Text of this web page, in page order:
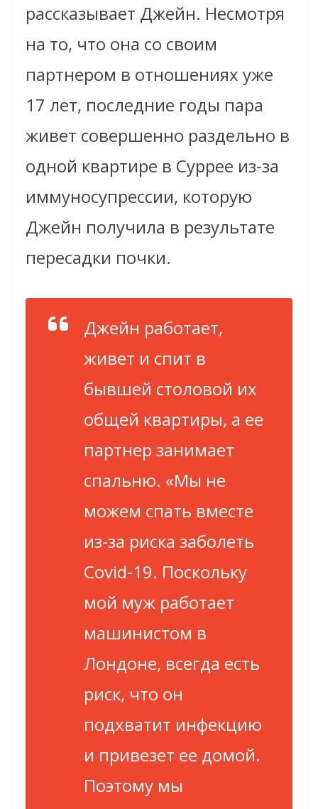
рассказывает Джейн. Несмотря
на то, что она со своим
партнером в отношениях уже
17 лет, последние годы пара
живет совершенно раздельно в
одной квартире в Суррее из-за
иммуносупрессии, которую
Джейн получила в результате
пересадки почки.
Джейн работает,
живет и спит в
бывшей столовой их
общей квартиры, а ее
партнер занимает
спальню. «Мы не
можем спать вместе
из-за риска заболеть
Covid-19. Поскольку
мой муж работает
машинистом в
Лондоне, всегда есть
риск, что он
подхватит инфекцию
и привезет ее домой.
Поэтому мы